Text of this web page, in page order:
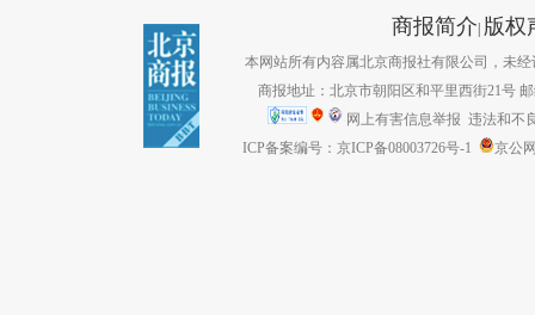
商报简介| 版权
本网站所有内容属北京商报社有限公司，未经
商报地址：北京市朝阳区和平里西街21号
网上有害信息举报 违法和不
ICP备案编号：京ICP备08003726号-1
京公